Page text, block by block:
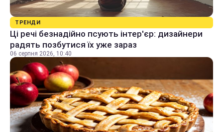
ТРЕНДИ
Ці речі безнадійно псують інтер'єр: дизайнери
радять позбутися їх уже зараз
06 серпня 2026, 10:40